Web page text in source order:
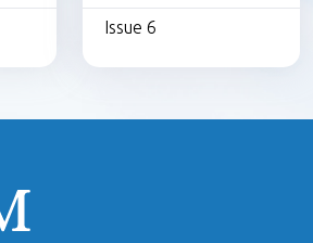
Issue 6